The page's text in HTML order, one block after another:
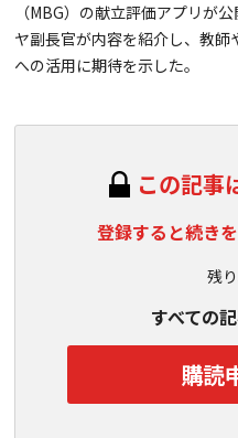
（MBG）の献立評価アプリが
ヤ副長官が内容を紹介し、教
への活用に期待を示した。
この記事
登録すると続き
残
すべての
購読